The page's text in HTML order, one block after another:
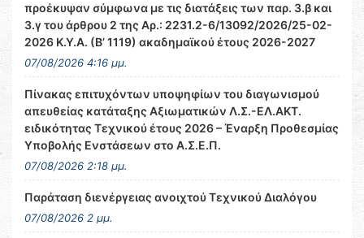
προέκυψαν σύμφωνα με τις διατάξεις των παρ. 3.β και
3.γ του άρθρου 2 της Αρ.: 2231.2-6/13092/2026/25-02-
2026 Κ.Υ.Α. (Β’ 1119) ακαδημαϊκού έτους 2026-2027
07/08/2026 4:16 μμ.
Πίνακας επιτυχόντων υποψηφίων του διαγωνισμού
απευθείας κατάταξης Αξιωματικών Λ.Σ.-ΕΛ.ΑΚΤ.
ειδικότητας Τεχνικού έτους 2026 – Έναρξη Προθεσμίας
Υποβολής Ενστάσεων στο Α.Σ.Ε.Π.
07/08/2026 2:18 μμ.
Παράταση διενέργειας ανοιχτού Τεχνικού Διαλόγου
07/08/2026 2 μμ.